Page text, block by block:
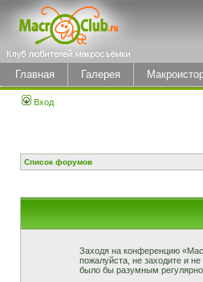
Главная Галерея
Вход
Список форумов
Заходя на конференцию
пожалуйста, не заходите и
было бы разумным регулярно